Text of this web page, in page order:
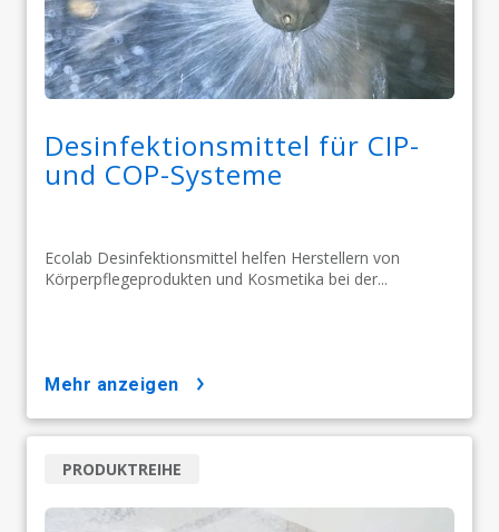
Desinfektionsmittel für CIP-
und COP-Systeme
Ecolab Desinfektionsmittel helfen Herstellern von
Körperpflegeprodukten und Kosmetika bei der...
mehr anzeigen
PRODUKTREIHE